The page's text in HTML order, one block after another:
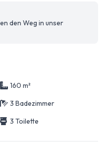
den Weg in unser
160 m²
3 Badezimmer
3 Toilette